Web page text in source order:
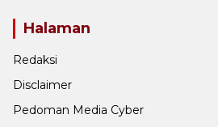
Halaman
Redaksi
Disclaimer
Pedoman Media Cyber